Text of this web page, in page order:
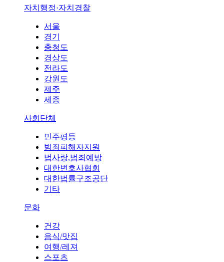
자치행정·자치경찰
서울
경기
충청도
경상도
전라도
강원도
제주
세종
사회단체
민주평등
범죄피해자지원
법사랑,범죄예방
대한변호사협회
대한법률구조공단
기타
문화
건강
음식/맛집
여행/레져
스포츠